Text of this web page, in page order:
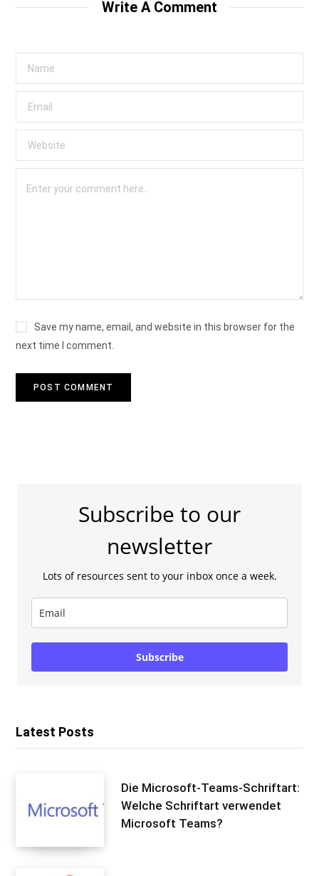
Write A Comment
Save my name, email, and website in this browser for the
next time I comment.
Subscribe to our
newsletter
Lots of resources sent to your inbox once a week.
Subscribe
Latest Posts
Die Microsoft-Teams-Schriftart:
Welche Schriftart verwendet
Microsoft Teams?